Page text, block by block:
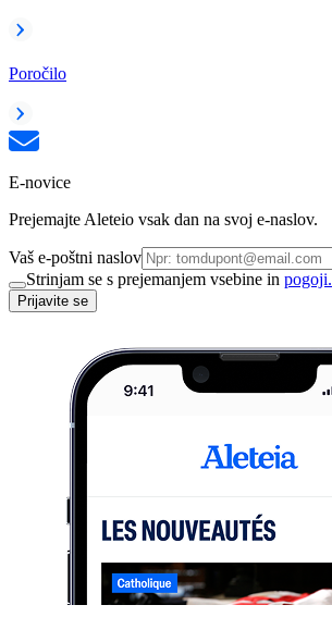
Poročilo
E-novice
Prejemajte Aleteio vsak dan na svoj e-naslov.
Vaš e-poštni naslov
Strinjam se s prejemanjem vsebine in pogoji.
Prijavite se